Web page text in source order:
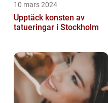
10 mars 2024
Upptäck konsten av
tatueringar i Stockholm